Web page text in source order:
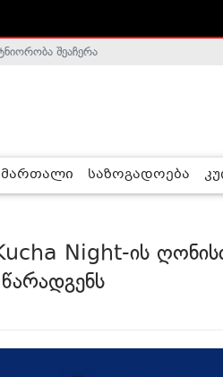
- ჰელსინკის კომისია
შეაჩერა
საზოგადოება
Night-ის